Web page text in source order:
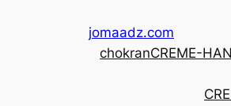
jomaadz.com
chokranCREME-